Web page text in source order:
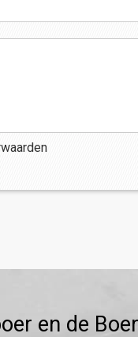
en de Boer